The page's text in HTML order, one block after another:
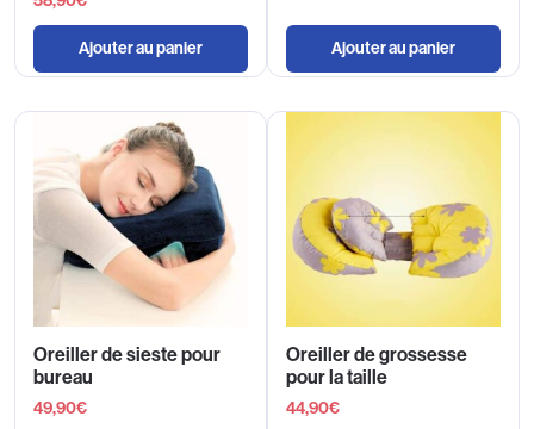
Ajouter au panier Ajouter au panier
Oreiller de sieste pour
bureau
49,90€
Oreiller de grossesse
pour la taille
44,90€